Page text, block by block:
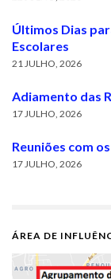
Últimos Dias
Escolares
21 JULHO, 2026
Adiamento das
17 JULHO, 2026
Reuniões com os
17 JULHO, 2026
ÁREA DE